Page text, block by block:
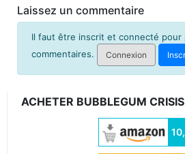
Laissez un commentaire
Il faut être inscrit et connecté pour
commentaires.
Connexion
ACHETER BUBBLEGUM CRISIS